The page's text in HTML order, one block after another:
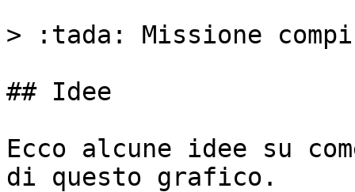
> :tada: Missione
## Idee
Ecco alcune idee su
di questo grafico.